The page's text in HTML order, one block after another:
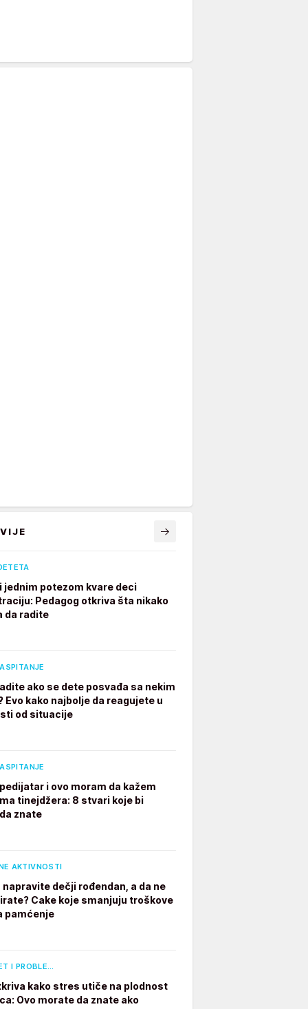
jednim potezom kvare deci
Pedagog otkriva šta nikako
da radite
ako se dete posvađa sa nekim
Evo kako najbolje da reagujete u
od situacije
i ovo moram da kažem
tinejdžera: 8 stvari koje bi
znate
AKTIVNOSTI
napravite dečji rođendan, a da ne
Cake koje smanjuju troškove
pamćenje
I PROBLE…
kako stres utiče na plodnost
Ovo morate da znate ako